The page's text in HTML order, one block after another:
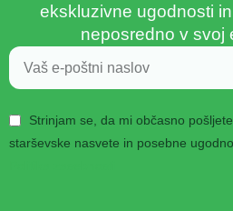
ekskluzivne ugodnosti
neposredno v svoj
Strinjam se, da mi občasno
starševske nasvete in posebne